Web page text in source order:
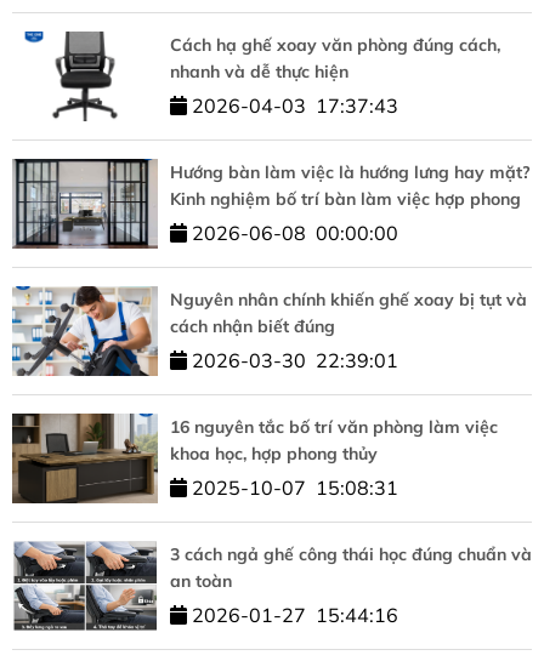
Cách hạ ghế xoay văn phòng đúng cách,
nhanh và dễ thực hiện
2026-04-03 17:37:43
Hướng bàn làm việc là hướng lưng hay mặt?
Kinh nghiệm bố trí bàn làm việc hợp phong
thủy2026-06-08 00:00:00
Nguyên nhân chính khiến ghế xoay bị tụt và
cách nhận biết đúng
2026-03-30 22:39:01
16 nguyên tắc bố trí văn phòng làm việc
khoa học, hợp phong thủy
2025-10-07 15:08:31
3 cách ngả ghế công thái học đúng chuẩn và
an toàn
2026-01-27 15:44:16